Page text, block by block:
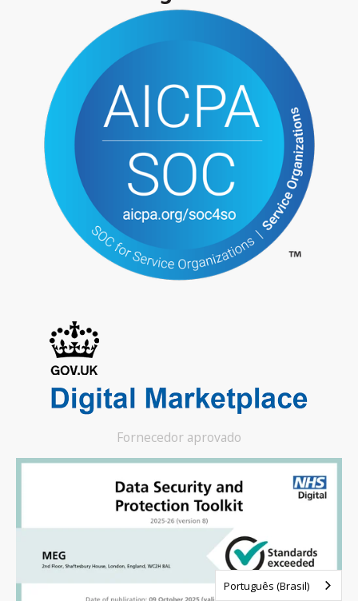
Fornecedor aprovado
Português (Brasil)